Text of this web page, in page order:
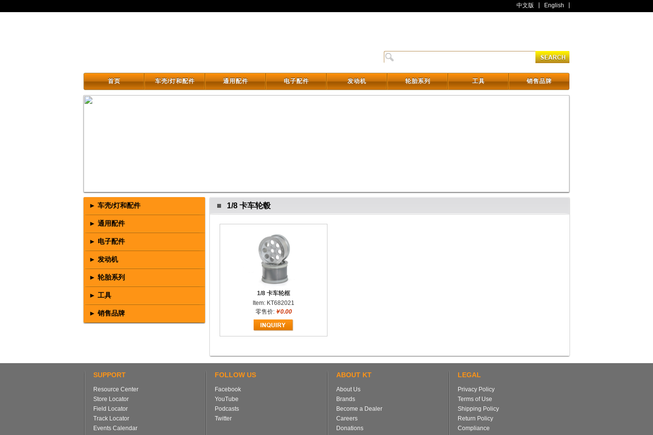
中文版 English
首页
首页 车壳/灯和配件
车壳/灯和配件 通用配件
通用配件 电子配件
电子配件 发动机
发动机 轮胎系列
轮胎系列 工具
工具 销售品牌
销售品牌
► 车壳/灯和配件
► 通用配件
► 电子配件
► 发动机
► 轮胎系列
► 工具
► 销售品牌
1/8 卡车轮毂
1/8 卡车轮框
Item: KT682021
零售价:￥0.00
SUPPORT
Resource Center
Store Locator
Field Locator
Track Locator
Events Calendar
FOLLOW US
Facebook
YouTube
Podcasts
Twitter
ABOUT KT
About Us
Brands
Become a Dealer
Careers
Donations
LEGAL
Privacy Policy
Terms of Use
Shipping Policy
Return Policy
Compliance